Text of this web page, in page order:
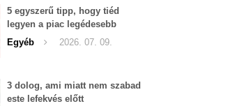
5 egyszerű tipp, hogy tiéd
legyen a piac legédesebb
görögdinnyéje
Egyéb 2026. 07. 09.
3 dolog, ami miatt nem szabad
este lefekvés előtt